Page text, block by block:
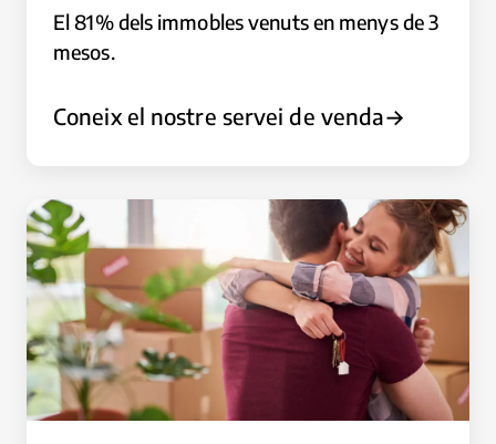
El 81% dels immobles venuts en menys de 3
mesos.
Coneix el nostre servei de venda→